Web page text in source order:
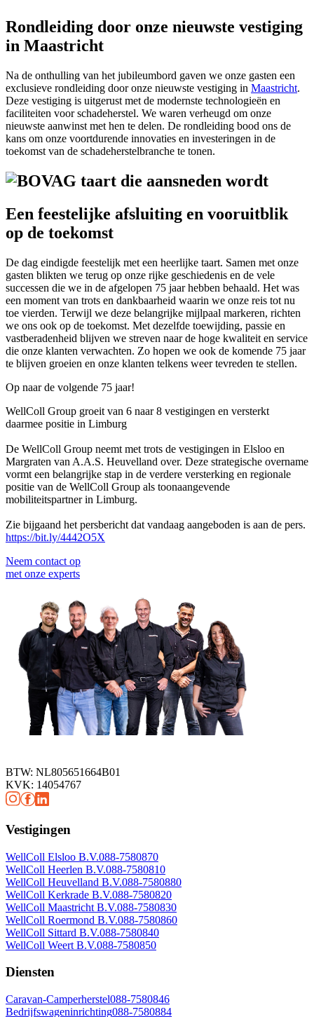
Rondleiding door onze nieuwste vestiging
in Maastricht
Na de onthulling van het jubileumbord gaven we onze gasten een
exclusieve rondleiding door onze nieuwste vestiging in Maastricht.
Deze vestiging is uitgerust met de modernste technologieën en
faciliteiten voor schadeherstel. We waren verheugd om onze
nieuwste aanwinst met hen te delen. De rondleiding bood ons de
kans om onze voortdurende innovaties en investeringen in de
toekomst van de schadeherstelbranche te tonen.
Een feestelijke afsluiting en vooruitblik
op de toekomst
De dag eindigde feestelijk met een heerlijke taart. Samen met onze
gasten blikten we terug op onze rijke geschiedenis en de vele
successen die we in de afgelopen 75 jaar hebben behaald. Het was
een moment van trots en dankbaarheid waarin we onze reis tot nu
toe vierden. Terwijl we deze belangrijke mijlpaal markeren, richten
we ons ook op de toekomst. Met dezelfde toewijding, passie en
vastberadenheid blijven we streven naar de hoge kwaliteit en service
die onze klanten verwachten. Zo hopen we ook de komende 75 jaar
te blijven groeien en onze klanten telkens weer tevreden te stellen.
Op naar de volgende 75 jaar!
WellColl Group groeit van 6 naar 8 vestigingen en versterkt
daarmee positie in Limburg
De WellColl Group neemt met trots de vestigingen in Elsloo en
Margraten van A.A.S. Heuvelland over. Deze strategische overname
vormt een belangrijke stap in de verdere versterking en regionale
positie van de WellColl Group als toonaangevende
mobiliteitspartner in Limburg.
Zie bijgaand het persbericht dat vandaag aangeboden is aan de pers.
https://bit.ly/4442O5X
Neem contact op
met onze experts
BTW: NL805651664B01
KVK: 14054767
Vestigingen
WellColl Elsloo B.V.088-7580870
WellColl Heerlen B.V.088-7580810
WellColl Heuvelland B.V.088-7580880
WellColl Kerkrade B.V.088-7580820
WellColl Maastricht B.V.088-7580830
WellColl Roermond B.V.088-7580860
WellColl Sittard B.V.088-7580840
WellColl Weert B.V.088-7580850
Diensten
Caravan-Camperherstel088-7580846
Bedrijfswageninrichting088-7580884